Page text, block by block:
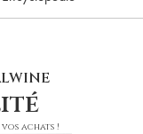
vos achats !